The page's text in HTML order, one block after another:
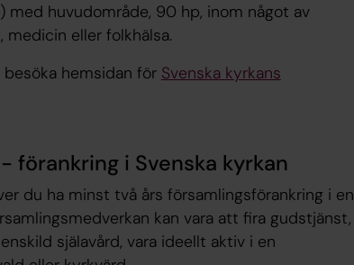
med huvudområde, 90 hp, inom något av
medicin eller folkhälsa.
hemsidan för Svenska kyrkans
förankring i Svenska kyrkan
du ha minst två års församlingsförankring i en
kan vara att fira gudstjänst,
själavård, vara ideellt aktiv i en